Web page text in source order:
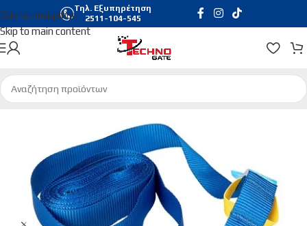
Skip to navigation
Skip to main content
Τηλ. Εξυπηρέτηση
2511-104-545
Αρχική σελίδα/Gadgets/Διάφορα Auto